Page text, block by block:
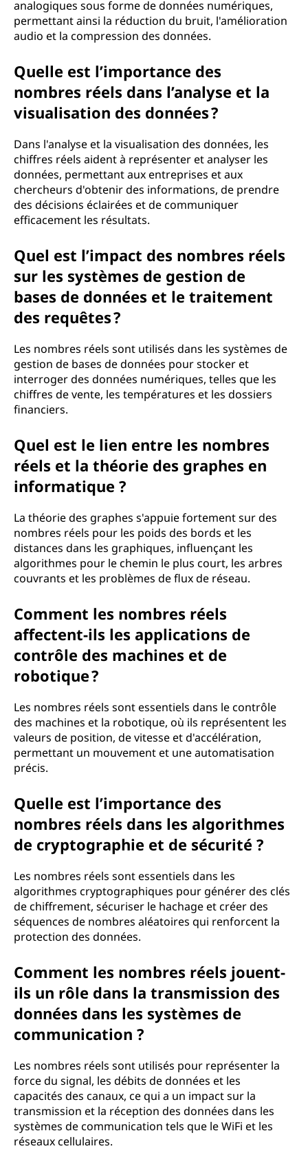
analogiques sous forme de données numériques,
permettant ainsi la réduction du bruit, l'amélioration
audio et la compression des données.
Quelle est l’importance des
nombres réels dans l’analyse et la
visualisation des données ?
Dans l'analyse et la visualisation des données, les
chiffres réels aident à représenter et analyser les
données, permettant aux entreprises et aux
chercheurs d'obtenir des informations, de prendre
des décisions éclairées et de communiquer
efficacement les résultats.
Quel est l’impact des nombres réels
sur les systèmes de gestion de
bases de données et le traitement
des requêtes ?
Les nombres réels sont utilisés dans les systèmes de
gestion de bases de données pour stocker et
interroger des données numériques, telles que les
chiffres de vente, les températures et les dossiers
financiers.
Quel est le lien entre les nombres
réels et la théorie des graphes en
informatique ?
La théorie des graphes s'appuie fortement sur des
nombres réels pour les poids des bords et les
distances dans les graphiques, influençant les
algorithmes pour le chemin le plus court, les arbres
couvrants et les problèmes de flux de réseau.
Comment les nombres réels
affectent-ils les applications de
contrôle des machines et de
robotique ?
Les nombres réels sont essentiels dans le contrôle
des machines et la robotique, où ils représentent les
valeurs de position, de vitesse et d'accélération,
permettant un mouvement et une automatisation
précis.
Quelle est l’importance des
nombres réels dans les algorithmes
de cryptographie et de sécurité ?
Les nombres réels sont essentiels dans les
algorithmes cryptographiques pour générer des clés
de chiffrement, sécuriser le hachage et créer des
séquences de nombres aléatoires qui renforcent la
protection des données.
Comment les nombres réels jouent-
ils un rôle dans la transmission des
données dans les systèmes de
communication ?
Les nombres réels sont utilisés pour représenter la
force du signal, les débits de données et les
capacités des canaux, ce qui a un impact sur la
transmission et la réception des données dans les
systèmes de communication tels que le WiFi et les
réseaux cellulaires.